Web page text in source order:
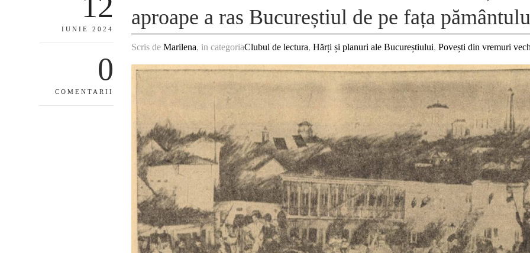
IUNIE 2024
0
COMENTARII
aproape a ras Bucureștiul de pe fața
Scris deMarilena, in categoriaClubul de lectura,Hărți și planuri ale Bucureștiului,Povești din vremuri